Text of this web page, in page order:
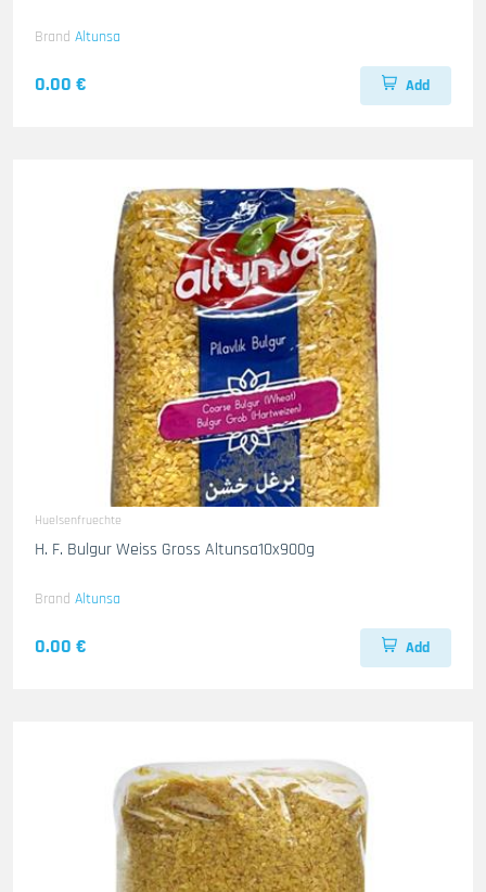
Brand Altunsa
0.00 € Add
Huelsenfruechte
H. F. Bulgur Weiss Gross Altunsa10x900g
Brand Altunsa
0.00 € Add